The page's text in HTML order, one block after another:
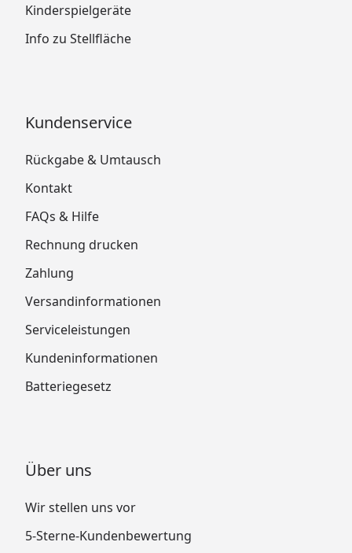
Kinderspielgeräte
Info zu Stellfläche
Kundenservice
Rückgabe & Umtausch
Kontakt
FAQs & Hilfe
Rechnung drucken
Zahlung
Versandinformationen
Serviceleistungen
Kundeninformationen
Batteriegesetz
Über uns
Wir stellen uns vor
5-Sterne-Kundenbewertung